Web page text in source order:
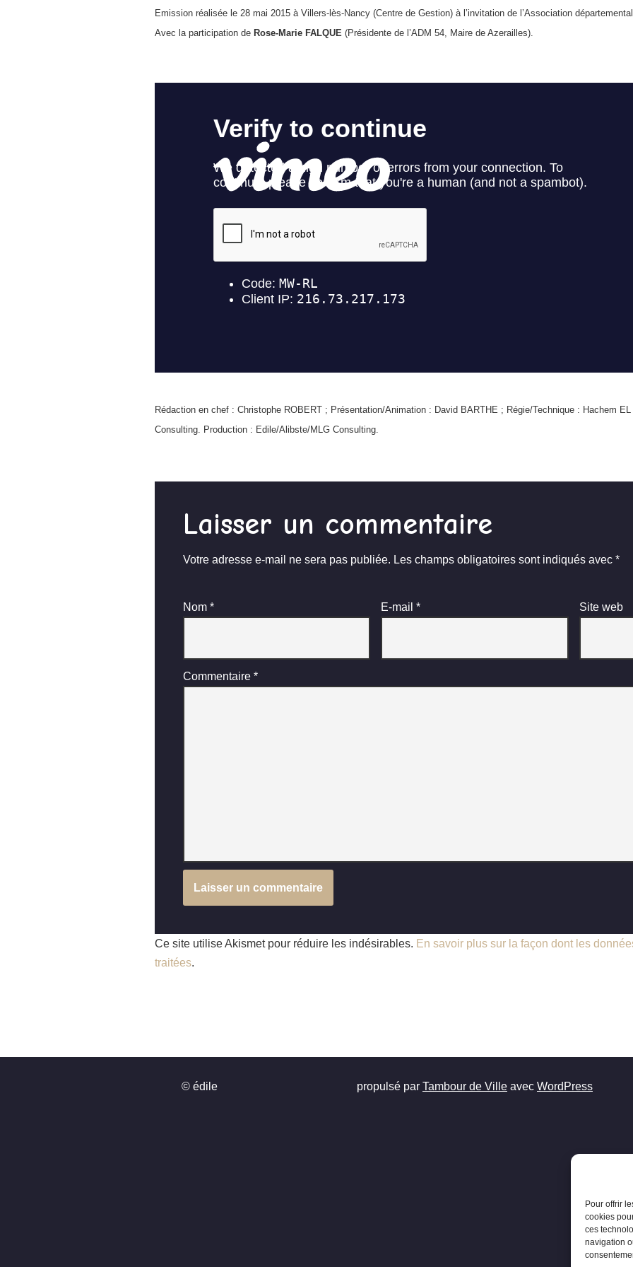
Pour offrir
cookies
ces
navigation
Emission réalisée le 28 mai 2015 à Villers-lès-Nancy (Centre de Gestion) à l’invitation de l’Association
Avec la participation de Rose-Marie FALQUE (Présidente de l’ADM 54, Maire de Azerailles).
Rédaction en chef : Christophe ROBERT ; Présentation/Animation : David BARTHE ; Régie/Technique : Hachem
Consulting. Production : Edile/Alibste/MLG Consulting.
Laisser un commentaire
Votre adresse e-mail ne sera pas publiée. Les champs obligatoires sont indiqués avec *
Nom * E-mail* Site web
Commentaire *
Ce site utilise Akismet pour réduire les indésirables. En savoir plus sur la façon dont les
traitées.
© édile propulsé par Tambour de Ville avec WordPress